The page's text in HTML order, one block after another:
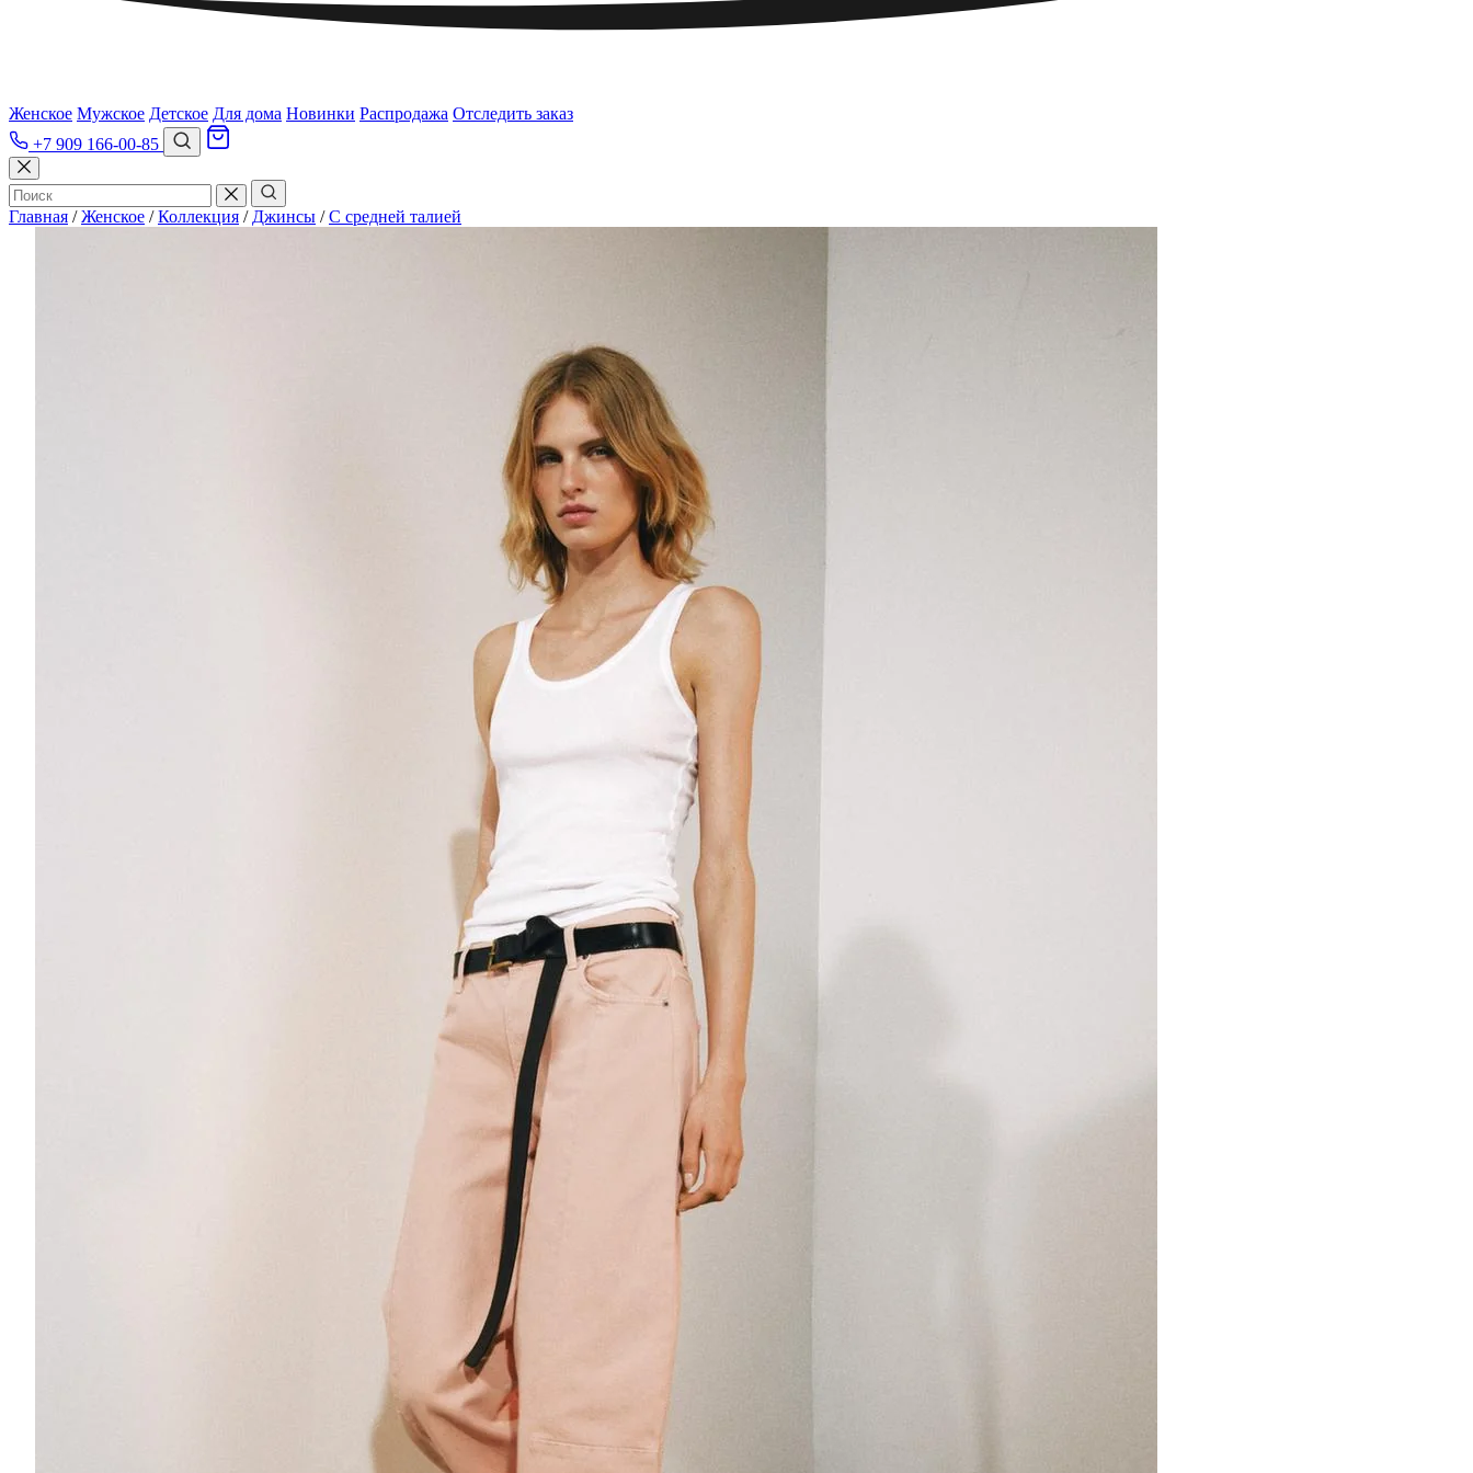
Женское Мужское Детское Для дома Новинки Распродажа Отследить заказ
+7 909 166-00-85
Главная / Женское / Коллекция / Джинсы / С средней талией